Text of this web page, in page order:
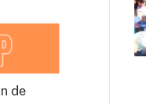
de